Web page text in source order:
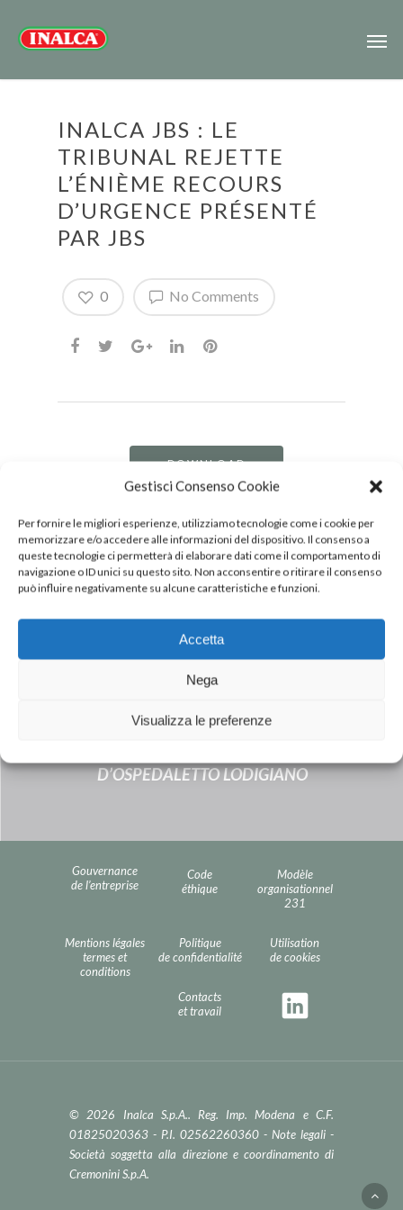
Gestisci Consenso Cookie
Per fornire le migliori esperienze, utilizziamo tecnologie come i cookie per
memorizzare e/o accedere alle informazioni del dispositivo. Il consenso a
queste tecnologie ci permetterà di elaborare dati come il comportamento di
navigazione o ID unici su questo sito. Non acconsentire o ritirare il consenso
può influire negativamente su alcune caratteristiche e funzioni.
Accetta
Nega
Visualizza le preferenze
INALCA JBS : LE
TRIBUNAL REJETTE
L’ÉNIÈME RECOURS
D’URGENCE PRÉSENTÉ
PAR JBS
No Comments
0
DOWNLOAD
PDF
Next Post
INALCA JBS A INAUGURÉ LA
NOUVELLE INSTALLATION DE BIOGAZ
D’OSPEDALETTO LODIGIANO
Gouvernance
de l’entreprise
Code
éthique
Modèle
organisationnel
231
Mentions légales
termes et
conditions
Politique
de confidentialité
Utilisation
de cookies
Contacts
et travail
© 2026 Inalca S.p.A.. Reg. Imp. Modena e C.F.
01825020363 - P.I. 02562260360 - Note legali-
Società soggetta alla direzione e coordinamento di
Cremonini S.p.A.